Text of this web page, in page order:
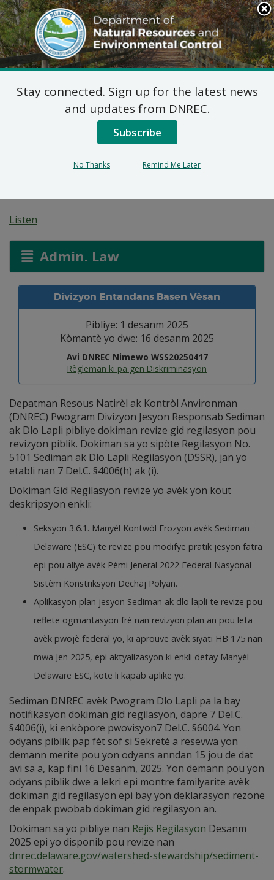
Search
This
Site
DNREC Menu
7 DE Admin. Kòd 5101
Sediman ak Dlo Lapli
Regilasyon: Dokiman
Listen
Admin. Law
Divizyon Entandans Basen Vèsan
Pibliye: 1 desanm 2025
Kòmantè yo dwe: 16 desanm 2025
Avi DNREC Nimewo WSS20250417
Règleman ki pa gen Diskriminasyon
Depatman Resous Natirèl ak Kontròl Anvironman
(DNREC) Pwogram Divizyon Jesyon Responsab Sediman
ak Dlo Lapli pibliye dokiman revize gid regilasyon pou
revizyon piblik. Dokiman sa yo sipòte Regilasyon No.
5101 Sediman ak Dlo Lapli Regilasyon (DSSR), jan yo
etabli nan 7 Del.C. §4006(h) ak (i).
Dokiman Gid Regilasyon revize yo avèk yon kout
deskripsyon enkli:
Seksyon 3.6.1. Manyèl Kontwòl Erozyon avèk Sediman
Delaware (ESC) te revize pou modifye pratik jesyon fatra
epi pou aliye avèk Pèmi Jeneral 2022 Federal Nasyonal
Sistèm Konstriksyon Dechaj Polyan.
Aplikasyon plan jesyon Sediman ak dlo lapli te revize pou
reflete ogmantasyon frè nan revizyon plan an pou leta
avèk pwojè federal yo, ki aprouve avèk siyati HB 175 nan
mwa Jen 2025, epi aktyalizasyon ki enkli detay Manyèl
Delaware ESC, kote li kapab aplike yo.
Sediman DNREC avèk Pwogram Dlo Lapli pa la bay
notifikasyon dokiman gid regilasyon, dapre 7 Del.C.
§4006(i), ki enkòpore pwovisyon7 Del.C. §6004. Yon
odyans piblik pap fèt sof si Sekreté a resevwa yon
demann merite pou yon odyans anndan 15 jou de dat
avi sa a, kap fini 16 Desanm, 2025. Yon demann pou yon
odyans piblik dwe a lekri epi montre familyarite avèk
dokiman gid regilasyon epi bay yon deklarasyon rezone
de enpak pwobab dokiman gid regilasyon an.
Dokiman sa yo pibliye nan Rejis Regilasyon Desanm
2025 epi yo disponib pou revize nan
dnrec.delaware.gov/watershed-stewardship/sediment-
stormwater.
Stay connected. Sign up for the latest news
and updates from DNREC.
Subscribe
No Thanks Remind Me Later